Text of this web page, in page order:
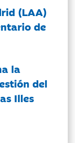
(LAA)
de
la
del
Illes